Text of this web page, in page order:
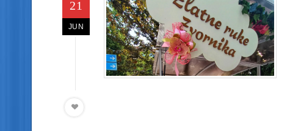
21
JUN